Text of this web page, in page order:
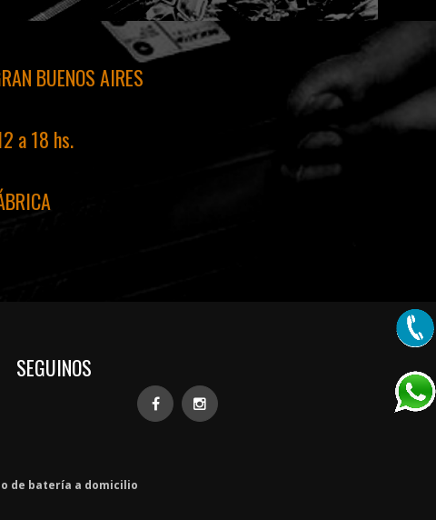
BUENOS AIRES
a 18 hs.
SEGUINOS
de batería a domicilio